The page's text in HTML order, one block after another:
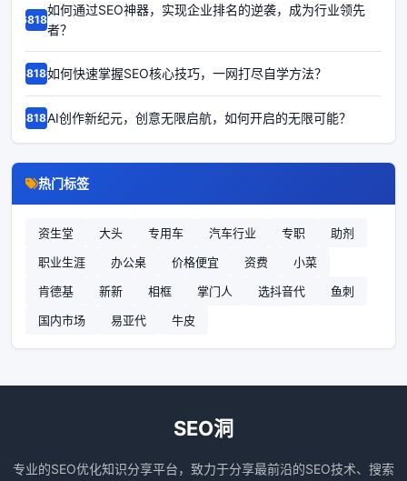
68187
如何通过SEO神器，实现企业排名的逆袭，成为行业领先
者？
68186如何快速掌握SEO核心技巧，一网打尽自学方法？
68185AI创作新纪元，创意无限启航，如何开启的无限可能？
热门标签
资生堂 大头 专用车 汽车行业 专职
助剂
职业生涯
办公桌 价格便宜 资费
小菜
肯德基
新新 相框 掌门人 选抖音代
鱼刺
国内市场
易亚代 牛皮
SEO洞
专业的SEO优化知识分享平台，致力于分享最前沿的SEO技术、搜索